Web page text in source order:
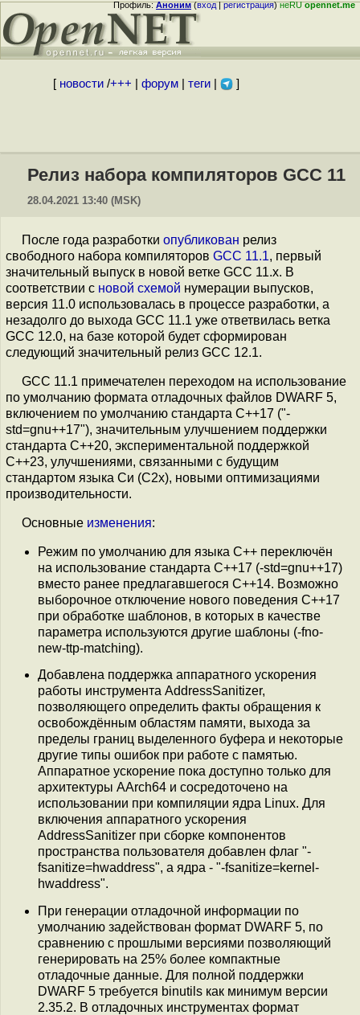
Профиль:Аноним(вход|регистрация)неRUopennet.me
[ новости/+++ форум| теги| ]
Релиз набора компиляторов GCC 11
28.04.2021 13:40 (MSK)
После года разработки опубликован релиз
свободного набора компиляторов GCC 11.1, первый
значительный выпуск в новой ветке GCC 11.x. В
соответствии с новой схемой нумерации выпусков,
версия 11.0 использовалась в процессе разработки, а
незадолго до выхода GCC 11.1 уже ответвилась ветка
GCC 12.0, на базе которой будет сформирован
следующий значительный релиз GCC 12.1.
GCC 11.1 примечателен переходом на использование
по умолчанию формата отладочных файлов DWARF 5,
включением по умолчанию стандарта C++17 ("-
std=gnu++17"), значительным улучшением поддержки
стандарта C++20, экспериментальной поддержкой
C++23, улучшениями, связанными с будущим
стандартом языка Си (C2x), новыми оптимизациями
производительности.
Основные изменения:
Режим по умолчанию для языка C++ переключён
на использование стандарта C++17 (-std=gnu++17)
вместо ранее предлагавшегося C++14. Возможно
выборочное отключение нового поведения C++17
при обработке шаблонов, в которых в качестве
параметра используются другие шаблоны (-fno-
new-ttp-matching).
Добавлена поддержка аппаратного ускорения
работы инструмента AddressSanitizer,
позволяющего определить факты обращения к
освобождённым областям памяти, выхода за
пределы границ выделенного буфера и некоторые
другие типы ошибок при работе с памятью.
Аппаратное ускорение пока доступно только для
архитектуры AArch64 и сосредоточено на
использовании при компиляции ядра Linux. Для
включения аппаратного ускорения
AddressSanitizer при сборке компонентов
пространства пользователя добавлен флаг "-
fsanitize=hwaddress", а ядра - "-fsanitize=kernel-
hwaddress".
При генерации отладочной информации по
умолчанию задействован формат DWARF 5, по
сравнению с прошлыми версиями позволяющий
генерировать на 25% более компактные
отладочные данные. Для полной поддержки
DWARF 5 требуется binutils как минимум версии
2.35.2. В отладочных инструментах формат